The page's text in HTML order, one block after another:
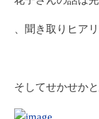
、聞き取りヒア
そしてせかせか